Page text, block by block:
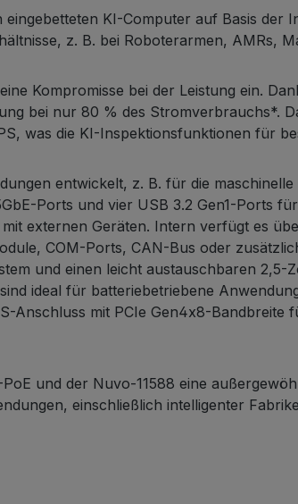
KI-Computer auf Basis
z. B. bei Roboterarmen, AMRs,
Kompromisse bei der Leistung ein.
bei nur 80 % des Stromverbrauchs*.
was die KI-Inspektionsfunktionen für
entwickelt, z. B. für die
Ports und vier USB 3.2 Gen1-Ports
externen Geräten. Intern verfügt es
COM-Ports, CAN-Bus oder
und einen leicht austauschbaren
ideal für batteriebetriebene
Anschluss mit PCIe Gen4x8-
und der Nuvo-11588 eine
einschließlich intelligenter